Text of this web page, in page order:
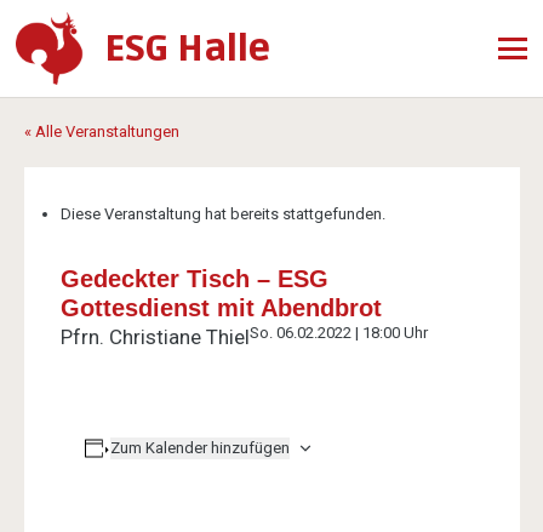
ESG Halle
« Alle Veranstaltungen
Diese Veranstaltung hat bereits stattgefunden.
Gedeckter Tisch – ESG
Gottesdienst mit Abendbrot
Pfrn. Christiane ThielSo. 06.02.2022 | 18:00 Uhr
Zum Kalender hinzufügen